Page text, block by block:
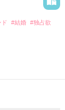
桜は、猫の世
#結婚 #独占欲
後輩の姫原由